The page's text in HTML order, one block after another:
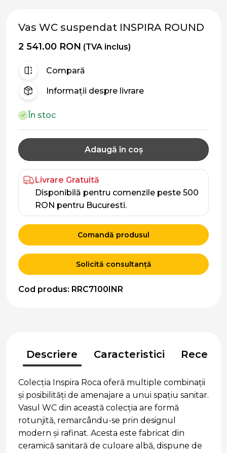
Vas WC suspendat INSPIRA ROUND
2 541.00 RON (TVA inclus)
Compară
Informații despre livrare
În stoc
Adaugă în coș
Livrare Gratuită
Disponibilă pentru comenzile peste 500
RON pentru Bucuresti.
Comandă produsul
Solicită consultanță
Cod produs: RRC7100INR
Descriere Caracteristici
Colecția Inspira Roca oferă multiple combinații
și posibilități de amenajare a unui spațiu sanitar.
Vasul WC din această colecția are formă
rotunjită, remarcându-se prin designul
modern și rafinat. Acesta este fabricat din
ceramică sanitară de culoare albă, dispune de